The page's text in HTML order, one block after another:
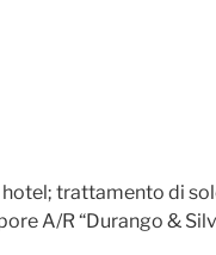
hotel; trattamento di
A/R “Durango &